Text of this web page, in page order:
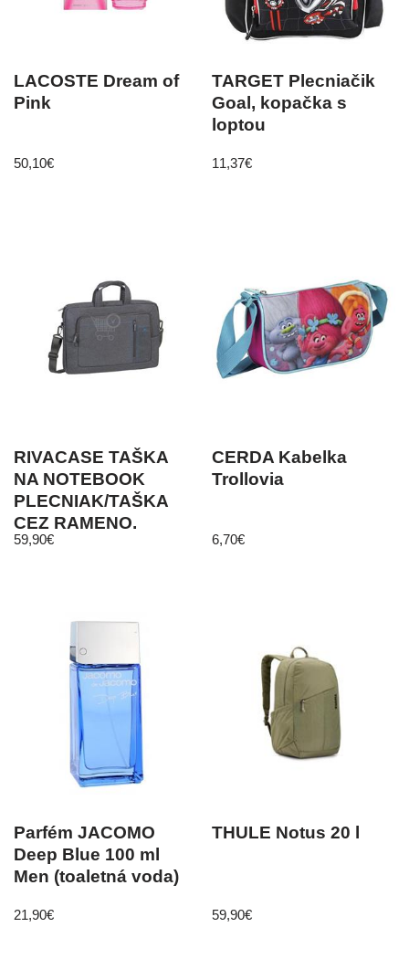
LACOSTE Dream of
Pink
50,10€
TARGET Plecniačik
Goal, kopačka s
loptou
11,37€
RIVACASE TAŠKA
NA NOTEBOOK
PLECNIAK/TAŠKA
CEZ RAMENO,
PREMENITEĽNÁ, 16″,
59,90€
CERDA Kabelka
Trollovia
6,70€
Parfém JACOMO
Deep Blue 100 ml
Men (toaletná voda)
21,90€
THULE Notus 20 l
59,90€